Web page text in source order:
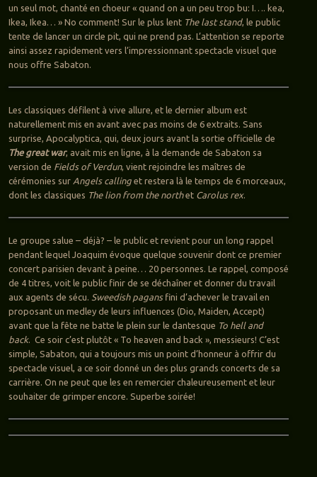
un seul mot, chanté en choeur « quand on a un peu trop bu: I…. kea,
Ikea, Ikea… » No comment! Sur le plus lent The last stand, le public
tente de lancer un circle pit, qui ne prend pas. L’attention se reporte
ainsi assez rapidement vers l’impressionnant spectacle visuel que
nous offre Sabaton.
Les classiques défilent à vive allure, et le dernier album est
naturellement mis en avant avec pas moins de 6 extraits. Sans
surprise, Apocalyptica, qui, deux jours avant la sortie officielle de
The great war, avait mis en ligne, à la demande de Sabaton sa
version de Fields of Verdun, vient rejoindre les maîtres de
cérémonies sur Angels callinget restera là le temps de 6 morceaux,
dont les classiques The lion from the northetCarolus rex.
Le groupe salue – déjà? – le public et revient pour un long rappel
pendant lequel Joaquim évoque quelque souvenir dont ce premier
concert parisien devant à peine… 20 personnes. Le rappel, composé
de 4 titres, voit le public finir de se déchaîner et donner du travail
aux agents de sécu. Sweedish pagansfini d’achever le travail en
proposant un medley de leurs influences (Dio, Maiden, Accept)
avant que la fête ne batte le plein sur le dantesque To hell and
back. Ce soir c’est plutôt « To heaven and back », messieurs! C’est
simple, Sabaton, qui a toujours mis un point d’honneur à offrir du
spectacle visuel, a ce soir donné un des plus grands concerts de sa
carrière. On ne peut que les en remercier chaleureusement et leur
souhaiter de grimper encore. Superbe soirée!